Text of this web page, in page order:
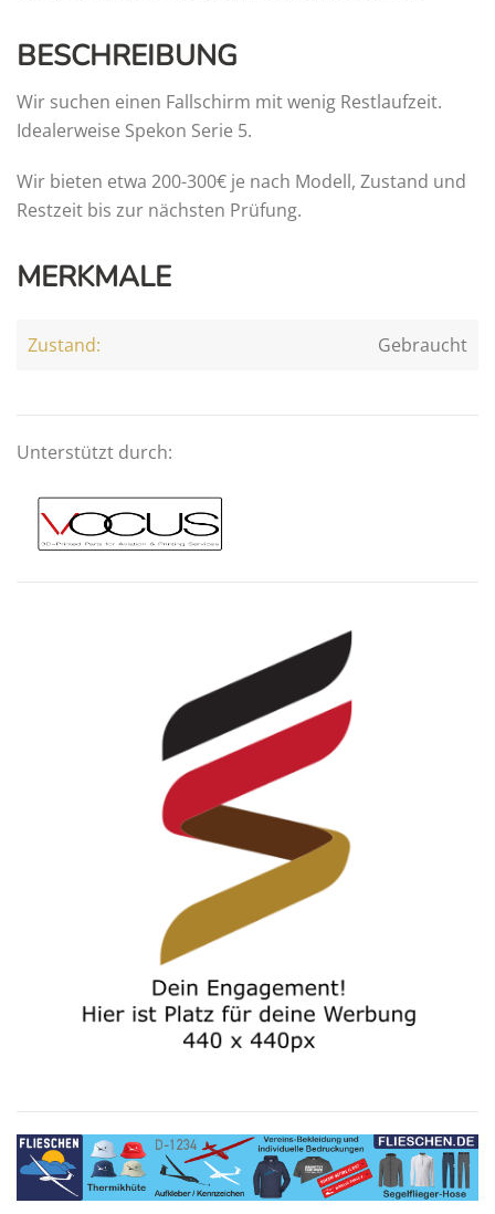
BESCHREIBUNG
Wir suchen einen Fallschirm mit wenig Restlaufzeit.
Idealerweise Spekon Serie 5.
Wir bieten etwa 200-300€ je nach Modell, Zustand und
Restzeit bis zur nächsten Prüfung.
MERKMALE
Zustand: Gebraucht
Unterstützt durch: